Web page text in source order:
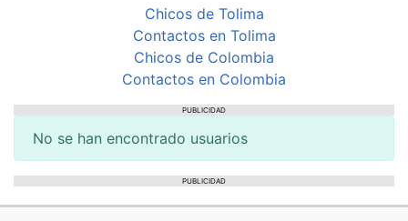
Chicos de Tolima
Contactos en Tolima
Chicos de Colombia
Contactos en Colombia
PUBLICIDAD
No se han encontrado usuarios
PUBLICIDAD